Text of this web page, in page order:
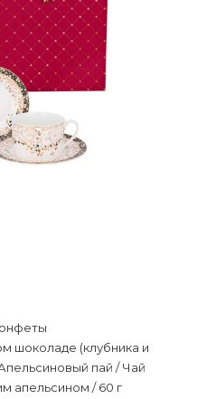
шоколаде (клубника и
пай / Чай
апельсином / 60 г